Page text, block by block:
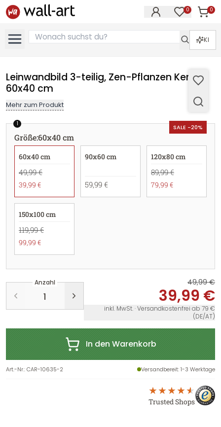
0 0
KI
Leinwandbild 3-teilig, Zen-Pflanzen Kerze -
60x40 cm
Mehr zum Produkt
SALE -20%
1
Größe:60x40 cm
60x40 cm
49,99 €
39,99 €
90x60 cm
59,99 €
120x80 cm
89,99 €
79,99 €
150x100 cm
119,99 €
99,99 €
Anzahl 49,99 €
39,99 €
inkl. MwSt. · Versandkostenfrei ab 79 €
(DE/AT)
In den Warenkorb
Art.-Nr.:CAR-10635-2 Versandbereit: 1-3 Werktage
Trusted Shops